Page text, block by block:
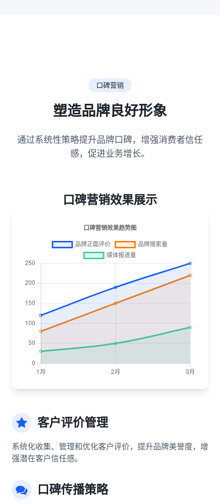
口碑营销
塑造品牌良好形象
通过系统性策略提升品牌口碑，增强消费者信任
感，促进业务增长。
口碑营销效果展示
客户评价管理
系统化收集、管理和优化客户评价，提升品牌美誉度，增
强潜在客户信任感。
口碑传播策略